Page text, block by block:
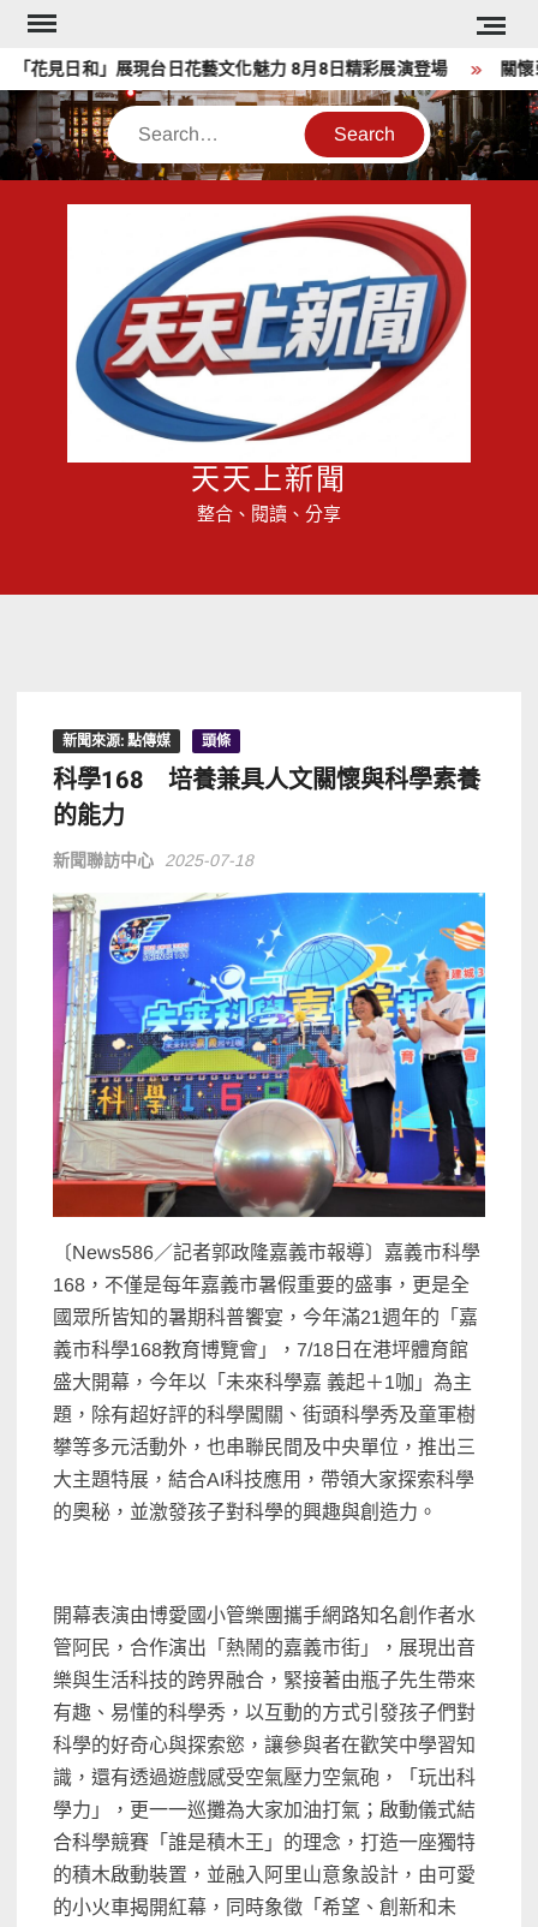
Skip
content
見日和」展現台日花藝文化魅力 8月8日精彩展演登場 關懷弱
Search
天天上新聞
整合、閱讀、分享
新聞來源: 點傳媒 頭條
科學168 培養兼具人文關懷與科學素養
的能力
新聞聯訪中心 2025-07-18
〔News586／記者郭政隆嘉義市報導〕嘉義市科學
168，不僅是每年嘉義市暑假重要的盛事，更是全
國眾所皆知的暑期科普饗宴，今年滿21週年的「嘉
義市科學168教育博覽會」，7/18日在港坪體育館
盛大開幕，今年以「未來科學嘉 義起＋1咖」為主
題，除有超好評的科學闖關、街頭科學秀及童軍樹
攀等多元活動外，也串聯民間及中央單位，推出三
大主題特展，結合AI科技應用，帶領大家探索科學
的奧秘，並激發孩子對科學的興趣與創造力。
開幕表演由博愛國小管樂團攜手網路知名創作者水
管阿民，合作演出「熱鬧的嘉義市街」，展現出音
樂與生活科技的跨界融合，緊接著由瓶子先生帶來
有趣、易懂的科學秀，以互動的方式引發孩子們對
科學的好奇心與探索慾，讓參與者在歡笑中學習知
識，還有透過遊戲感受空氣壓力空氣砲，「玩出科
學力」，更一一巡攤為大家加油打氣；啟動儀式結
合科學競賽「誰是積木王」的理念，打造一座獨特
的積木啟動裝置，並融入阿里山意象設計，由可愛
的小火車揭開紅幕，同時象徵「希望、創新和未